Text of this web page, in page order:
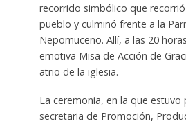
recorrido simbólico que
pueblo y culminó frente a la
Nepomuceno. Allí, a las 20
emotiva Misa de Acción de
atrio de la iglesia.
La ceremonia, en la que estuvo
secretaria de Promoción,